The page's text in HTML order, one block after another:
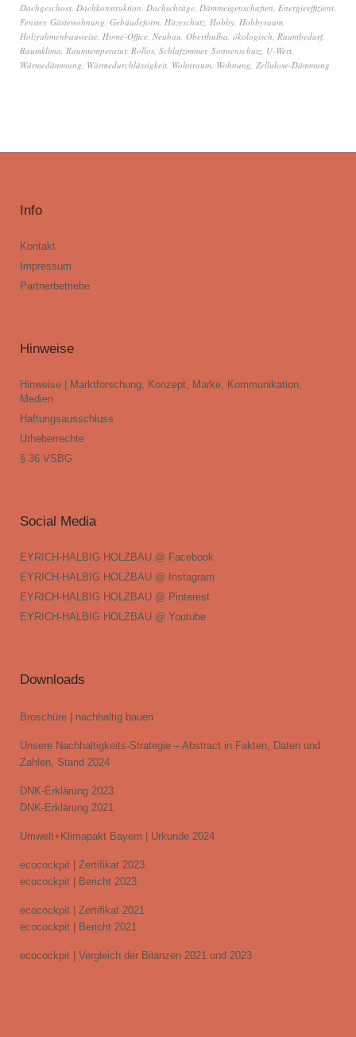
Dachgeschoss, Dachkonstruktion, Dachschräge, Dämmeigenschaften, Energieeffizient,
Fenster, Gästewohnung, Gebäudeform, Hitzeschutz, Hobby, Hobbyraum,
Holzrahmenbauweise, Home-Office, Neubau, Oberthulba, ökologisch, Raumbedarf,
Raumklima, Raumtemperatur, Rollos, Schlafzimmer, Sonnenschutz, U-Wert,
Wärmedämmung, Wärmedurchlässigkeit, Wohnraum, Wohnung, Zellulose-Dämmung
Info
Kontakt
Impressum
Partnerbetriebe
Hinweise
Hinweise | Marktforschung, Konzept, Marke, Kommunikation,
Medien
Haftungsausschluss
Urheberrechte
§ 36 VSBG
Social Media
EYRICH-HALBIG HOLZBAU @ Facebook
EYRICH-HALBIG HOLZBAU @ Instagram
EYRICH-HALBIG HOLZBAU @ Pinterest
EYRICH-HALBIG HOLZBAU @ Youtube
Downloads
Broschüre | nachhaltig bauen
Unsere Nachhaltigkeits-Strategie – Abstract in Fakten, Daten und
Zahlen, Stand 2024
DNK-Erklärung 2023
DNK-Erklärung 2021
Umwelt+Klimapakt Bayern | Urkunde 2024
ecocockpit | Zertifikat 2023
ecocockpit | Bericht 2023
ecocockpit | Zertifikat 2021
ecocockpit | Bericht 2021
ecocockpit | Vergleich der Bilanzen 2021 und 2023